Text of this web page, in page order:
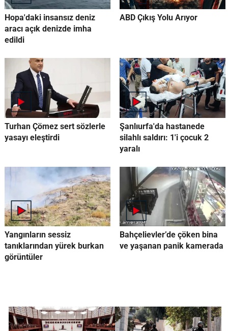
Hopa'daki insansız deniz
aracı açık denizde imha
edildi
ABD Çıkış Yolu Arıyor
Turhan Çömez sert sözlerle
yasayı eleştirdi
Şanlıurfa'da hastanede
silahlı saldırı: 1'i çocuk 2
yaralı
Yangınların sessiz
tanıklarından yürek burkan
görüntüler
Bahçelievler’de çöken bina
ve yaşanan panik kamerada